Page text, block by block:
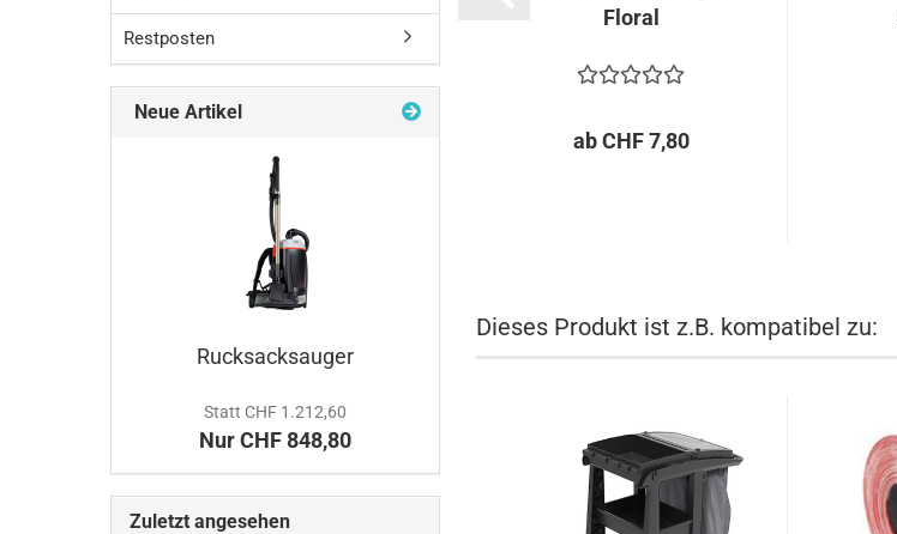
Floral
ab CHF 7,80
Dieses Produkt ist z.B. kompatibel zu:
Restposten
Neue Artikel
Rucksacksauger
Statt CHF 1.212,60
Nur CHF 848,80
Zuletzt angesehen